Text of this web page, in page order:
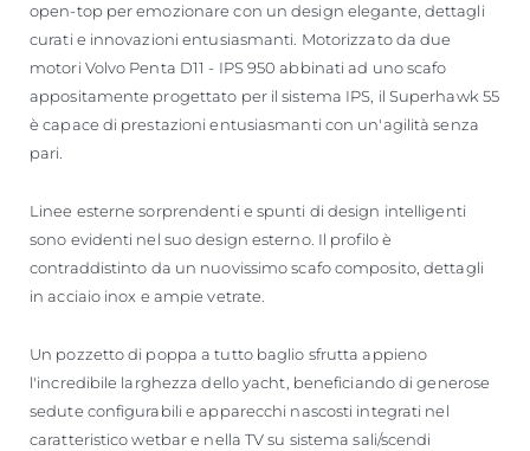
open-top per emozionare con un design elegante, dettagli
curati e innovazioni entusiasmanti. Motorizzato da due
motori Volvo Penta D11 - IPS 950 abbinati ad uno scafo
appositamente progettato per il sistema IPS, il Superhawk 55
è capace di prestazioni entusiasmanti con un'agilità senza
pari.
Linee esterne sorprendenti e spunti di design intelligenti
sono evidenti nel suo design esterno. Il profilo è
contraddistinto da un nuovissimo scafo composito, dettagli
in acciaio inox e ampie vetrate.
Un pozzetto di poppa a tutto baglio sfrutta appieno
l'incredibile larghezza dello yacht, beneficiando di generose
sedute configurabili e apparecchi nascosti integrati nel
caratteristico wetbar e nella TV su sistema sali/scendi